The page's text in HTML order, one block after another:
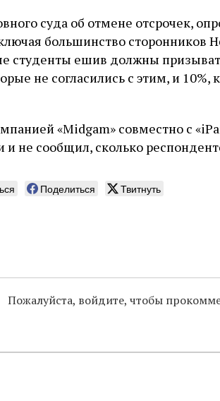
суда об отмене отсрочек,
большинство сторонников
студенты ешив должны
не согласились с этим, и 10%,
«Midgam» совместно с
и не сообщил, сколько
Поделиться Твитнуть
Пожалуйста, войдите, чтобы